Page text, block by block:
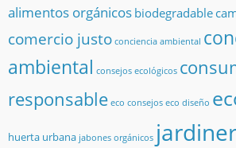
alimentos orgánicos biodegradable
comercio justo conciencia ambiental
ambiental consejos ecológicos
responsable eco consejos eco diseño
huerta urbana jabones orgánicos